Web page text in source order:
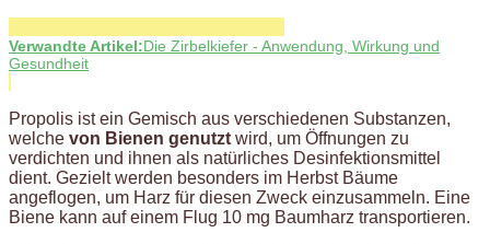
Verwandte Artikel:Die Zirbelkiefer - Anwendung, Wirkung und
Gesundheit
Propolis ist ein Gemisch aus verschiedenen Substanzen,
welche von Bienen genutzt wird, um Öffnungen zu
verdichten und ihnen als natürliches Desinfektionsmittel
dient. Gezielt werden besonders im Herbst Bäume
angeflogen, um Harz für diesen Zweck einzusammeln. Eine
Biene kann auf einem Flug 10 mg Baumharz transportieren.